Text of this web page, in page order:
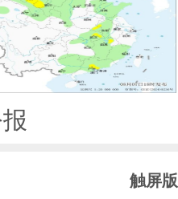
触屏版